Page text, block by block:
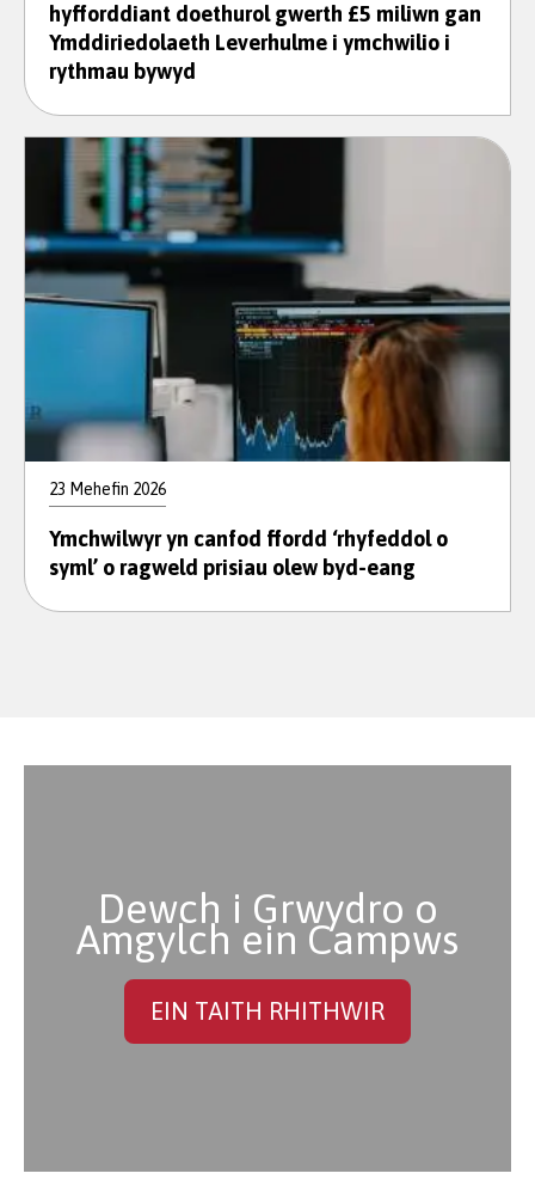
hyfforddiant doethurol gwerth £5 miliwn gan
Ymddiriedolaeth Leverhulme i ymchwilio i
rythmau bywyd
23 Mehefin 2026
Ymchwilwyr yn canfod ffordd ‘rhyfeddol o
syml’ o ragweld prisiau olew byd-eang
Dewch i Grwydro o
Amgylch ein Campws
EIN TAITH RHITHWIR